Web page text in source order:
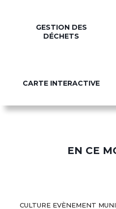
GESTION DES
DÉCHETS
CARTE INTERACTIVE
EN CE
CULTURE EVÈNEMENT